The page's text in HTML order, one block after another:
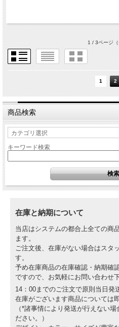
1 / 3ページ
1 2
商品検索
キーワード検索
在庫と納期について
当店はシステムの都合上全ての商
ます。
ご注文後、在庫がない場合はスタ
す。
予め在庫商品の在庫確認・納期確
ですので、お気軽にお問い合わせ下
14：00までのご注文で原則当日発
在庫がございます商品については
（*諸事情により発送が行えない
ださい。）